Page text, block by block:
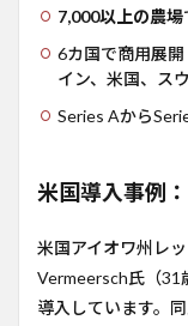
7,000以上の農場
6カ国で商用展
イン、米国、ス
Series Aから
米国導入事例
米国アイオワ州レ
Vermeersch氏（31
導入しています。